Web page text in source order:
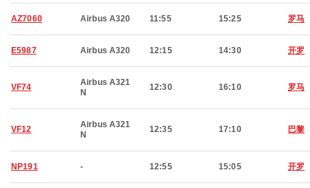
AZ7060 Airbus A320 11:55 15:25 罗马
E5987 Airbus A320 12:15 14:30 开罗
VF74
Airbus A321
N
12:30 16:10 罗马
VF12
Airbus A321
N
12:35 17:10 巴黎
NP191 - 12:55 15:05 开罗